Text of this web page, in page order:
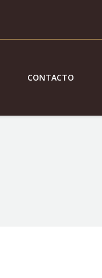
CONTACTO